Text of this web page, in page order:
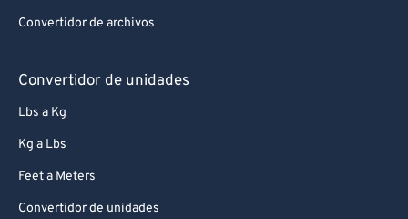
Convertidor de archivos
Convertidor de unidades
Lbs a Kg
Kg a Lbs
Feet a Meters
Convertidor de unidades